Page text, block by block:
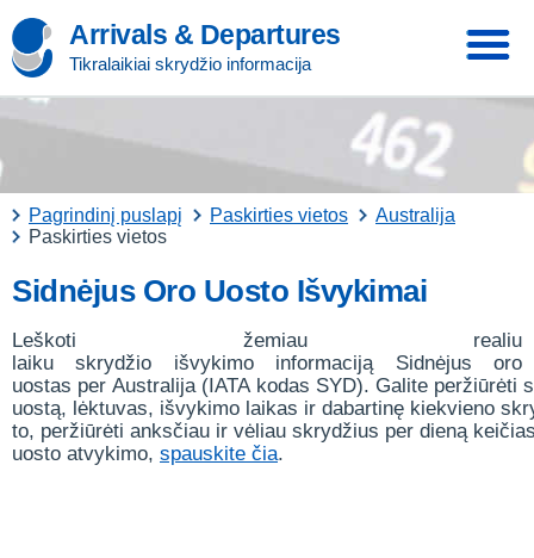
Arrivals & Departures
Tikralaikiai skrydžio informacija
Pagrindinį puslapį Paskirties vietos
Australija
Paskirties vietos
Sidnėjus Oro Uosto Išvykimai
Leškoti žemiau realiu
laiku skrydžio išvykimo informaciją Sidnėjus oro
uostas per Australija (IATA kodas SYD). Galite peržiūrėti
uostą, lėktuvas, išvykimo laikas ir dabartinę kiekvieno
to, peržiūrėti anksčiau ir vėliau skrydžius per dieną
uosto atvykimo, spauskite čia.